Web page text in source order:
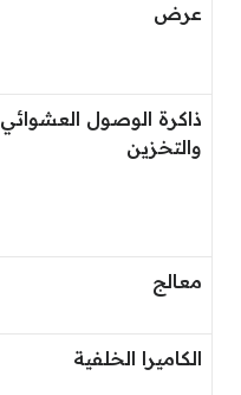
عرض
ذاكرة الوصول العشوائي
والتخزين
معالج
الكاميرا الخلفية